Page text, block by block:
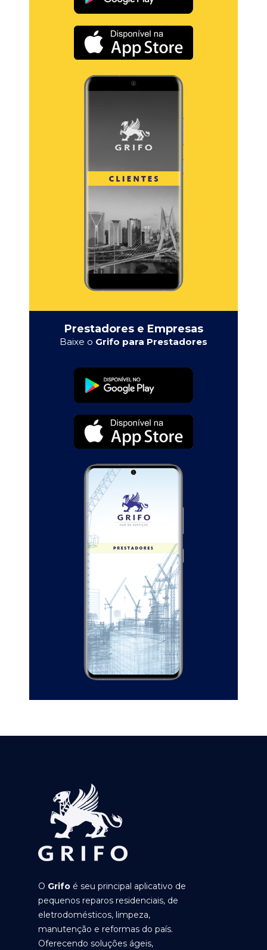
Prestadores e Empresas
Baixe o Grifo para Prestadores
O Grifo é seu principal aplicativo de
pequenos reparos residenciais, de
eletrodomésticos, limpeza,
manutenção e reformas do país.
Oferecendo soluções ágeis,